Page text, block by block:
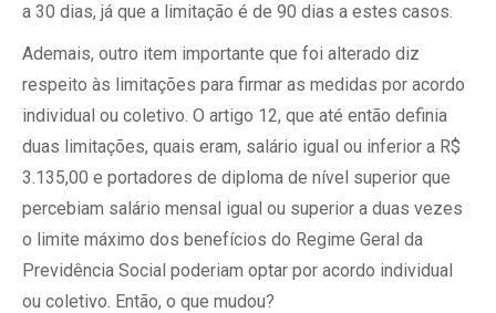
a 30 dias, já que a limitação é de 90 dias a estes casos.
Ademais, outro item importante que foi alterado diz
respeito às limitações para firmar as medidas por acordo
individual ou coletivo. O artigo 12, que até então definia
duas limitações, quais eram, salário igual ou inferior a R$
3.135,00 e portadores de diploma de nível superior que
percebiam salário mensal igual ou superior a duas vezes
o limite máximo dos benefícios do Regime Geral da
Previdência Social poderiam optar por acordo individual
ou coletivo. Então, o que mudou?